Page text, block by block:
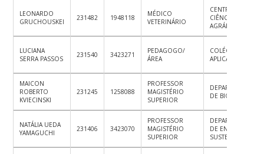
LEONARDO
GRUCHOUSKEI
231482 1948118
MÉDICO
VETERINÁRIO
CENTRO DE
CIÊNCIAS
AGRÁRIAS
LUCIANA
SERRA PASSOS
231540 3423271
PEDAGOGO/
ÁREA
COLÉGIO DE
APLICAÇÃO
MAICON
ROBERTO
KVIECINSKI
231245 1258088
PROFESSOR
MAGISTÉRIO
SUPERIOR
DEPARTAMENTO
DE BIOQUÍMICA
NATÁLIA UEDA
YAMAGUCHI
231406 3423070
PROFESSOR
MAGISTÉRIO
SUPERIOR
DEPARTAMENTO
DE ENERGIA E